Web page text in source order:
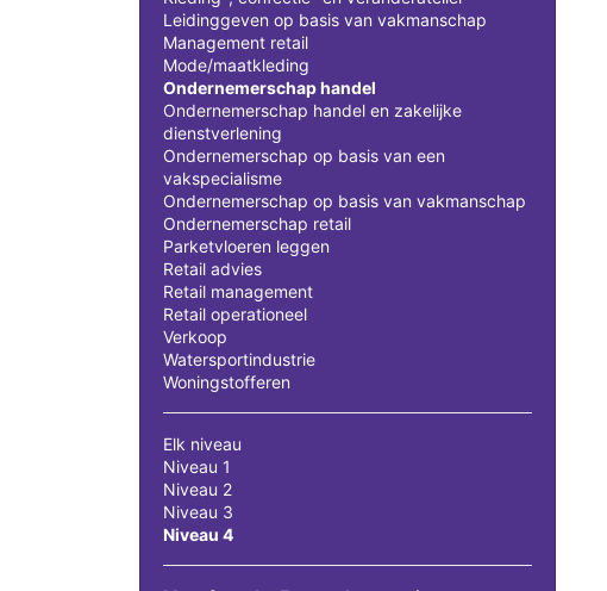
Leidinggeven op basis van vakmanschap
Management retail
Mode/maatkleding
Ondernemerschap handel
Ondernemerschap handel en zakelijke
dienstverlening
Ondernemerschap op basis van een
vakspecialisme
Ondernemerschap op basis van vakmanschap
Ondernemerschap retail
Parketvloeren leggen
Retail advies
Retail management
Retail operationeel
Verkoop
Watersportindustrie
Woningstofferen
Elk niveau
Niveau 1
Niveau 2
Niveau 3
Niveau 4